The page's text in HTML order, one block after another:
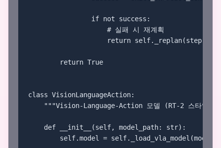
                if not success:
                    # 실패 시 재계획
return self._replan(step,
        return True
class VisionLanguageAction:
"""Vision-Language-Action 모델 (RT-2 스타일
    def __init__(self, model_path: str):
self.model =